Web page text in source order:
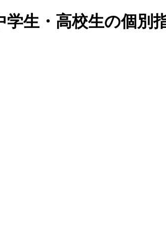
生・高校生の個別